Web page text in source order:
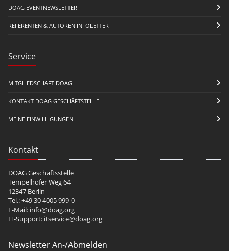
DOAG EVENTNEWSLETTER
REFERENTEN & AUTOREN INFOLETTER
Service
MITGLIEDSCHAFT DOAG
KONTAKT DOAG GESCHÄFTSTELLE
MEINE EINWILLIGUNGEN
Kontakt
DOAG Geschäftsstelle
Tempelhofer Weg 64
12347 Berlin
Tel.: +49 30 4005 999-0
E-Mail: info@doag.org
IT-Support: itservice@doag.org
Newsletter An-/Abmelden